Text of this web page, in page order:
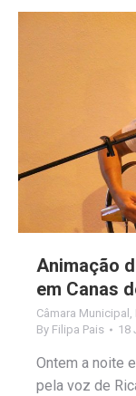
Animação
em Canas
Câmara Municipal ,
By Filipa Pais 18
Ontem a noite
pela voz de